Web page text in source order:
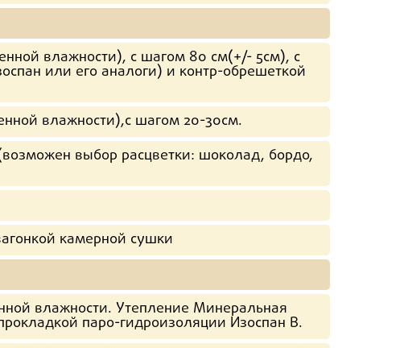
влажности), с шагом 80 см(+/- 5см), с
или его аналоги) и контр-обрешеткой
влажности),с шагом 20-30см.
выбор расцветки: шоколад, бордо,
камерной сушки
влажности. Утепление Минеральная
паро-гидроизоляции Изоспан В.